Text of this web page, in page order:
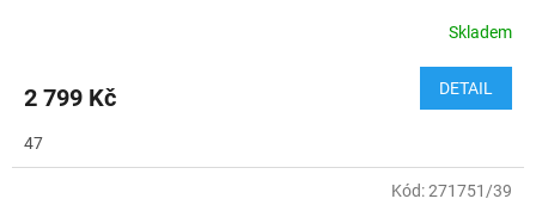
Skladem
2 799 Kč DETAIL
47
Kód:271751/39